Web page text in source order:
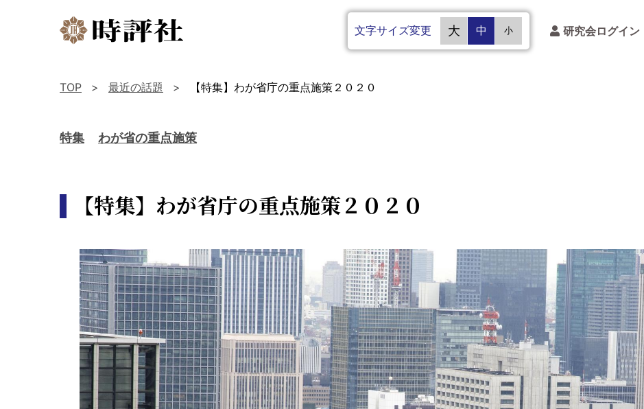
文字サイズ変更 大 中 小 研究会ログイン
TOP 最近の話題 【特集】わが省庁の重点施策２０２０
特集 わが省の重点施策
【特集】わが省庁の重点施策２０２０